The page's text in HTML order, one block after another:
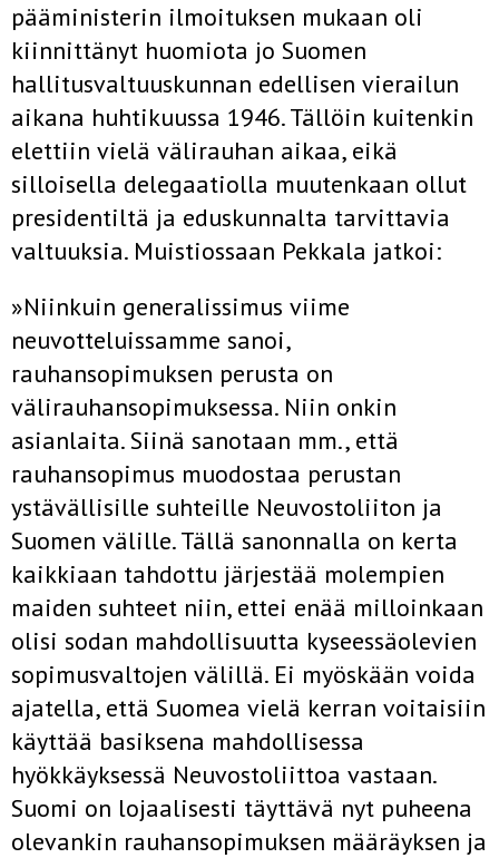
pääministerin ilmoituksen mukaan oli
kiinnittänyt huomiota jo Suomen
hallitusvaltuuskunnan edellisen vierailun
aikana huhtikuussa 1946. Tällöin kuitenkin
elettiin vielä välirauhan aikaa, eikä
silloisella delegaatiolla muutenkaan ollut
presidentiltä ja eduskunnalta tarvittavia
valtuuksia. Muistiossaan Pekkala jatkoi:
»Niinkuin generalissimus viime
neuvotteluissamme sanoi,
rauhansopimuksen perusta on
välirauhansopimuksessa. Niin onkin
asianlaita. Siinä sanotaan mm., että
rauhansopimus muodostaa perustan
ystävällisille suhteille Neuvostoliiton ja
Suomen välille. Tällä sanonnalla on kerta
kaikkiaan tahdottu järjestää molempien
maiden suhteet niin, ettei enää milloinkaan
olisi sodan mahdollisuutta kyseessäolevien
sopimusvaltojen välillä. Ei myöskään voida
ajatella, että Suomea vielä kerran voitaisiin
käyttää basiksena mahdollisessa
hyökkäyksessä Neuvostoliittoa vastaan.
Suomi on lojaalisesti täyttävä nyt puheena
olevankin rauhansopimuksen määräyksen ja